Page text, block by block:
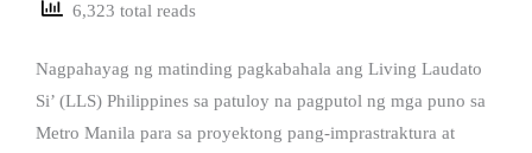
6,323 total reads
Nagpahayag ng matinding pagkabahala ang Living Laudato
Si’ (LLS) Philippines sa patuloy na pagputol ng mga puno sa
Metro Manila para sa proyektong pang-imprastraktura at